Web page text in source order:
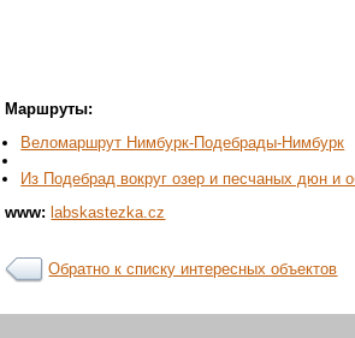
Маршруты:
Веломаршрут Нимбурк-Подебрады-Нимбурк
Из Подебрад вокруг озер и песчаных дюн и
www: labskastezka.cz
Обратно к списку интересных объектов